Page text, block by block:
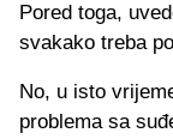
Pored toga,
svakako treba
No, u isto
problema sa